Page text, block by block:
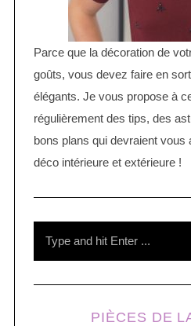
Parce que la décoration de
goûts, vous devez faire en
élégants. Je vous propose à
régulièrement des tips, des
bons plans qui devraient vous
déco intérieure et extérieure !
PIÈCES DE